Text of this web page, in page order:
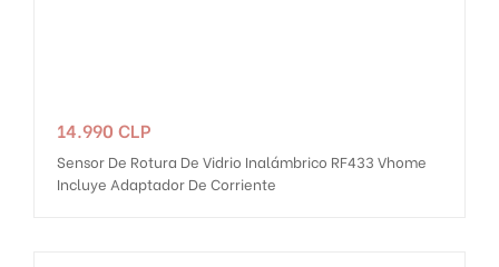
Precio
14.990 CLP
Sensor De Rotura De Vidrio Inalámbrico RF433 Vhome
Incluye Adaptador De Corriente